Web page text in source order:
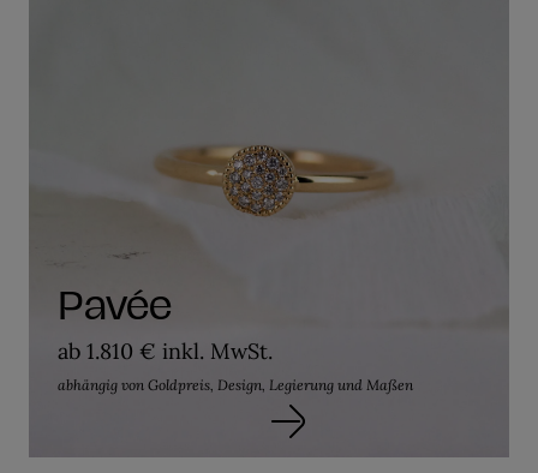
Pavée
ab 1.810 € inkl. MwSt.
abhängig von Goldpreis, Design, Legierung und Maßen